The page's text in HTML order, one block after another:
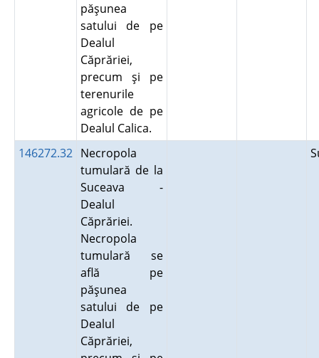
păşunea
satului de pe
Dealul
Căprăriei,
precum şi pe
terenurile
agricole de pe
Dealul Calica.
146272.32 Necropola
tumulară de la
Suceava -
Dealul
Căprăriei.
Necropola
tumulară se
află pe
păşunea
satului de pe
Dealul
Căprăriei,